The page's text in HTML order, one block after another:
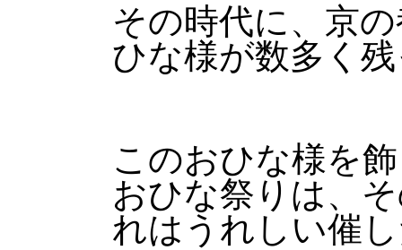
その時代に、京
ひな様が数多く
このおひな様を
おひな祭りは、
れはうれしい催